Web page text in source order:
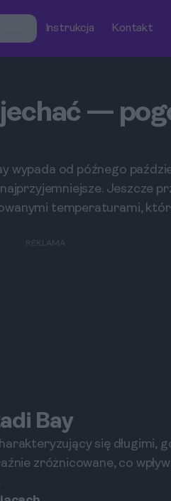
Instrukcja Kontakt
jechać —
wypada od późnego
Jeszcze
temperaturami,
REKLAMA
Bay
się długimi,
zróżnicowane, co